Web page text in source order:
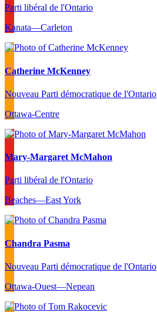
Parti libéral de l'Ontario
Kanata—Carleton
Catherine McKenney
Nouveau Parti démocratique de l'Ontario
Ottawa-Centre
Mary-Margaret McMahon
Parti libéral de l'Ontario
Beaches—East York
Chandra Pasma
Nouveau Parti démocratique de l'Ontario
Ottawa-Ouest—Nepean